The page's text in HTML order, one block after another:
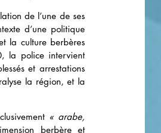
de l’une de ses
d’une politique
la culture berbères
la police intervient
et arrestations
la région, et la
« arabe,
berbère et